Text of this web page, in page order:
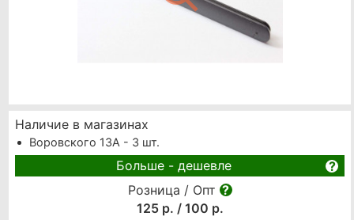
Наличие в магазинах
Воровского 13А - 3 шт.
Больше - дешевле
Розница / Опт
125 р. / 100 р.